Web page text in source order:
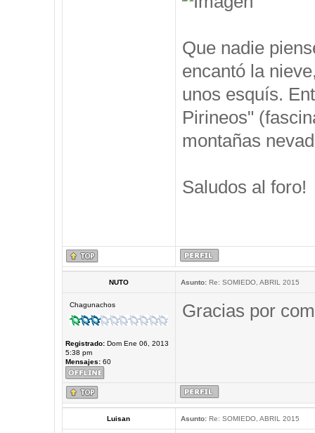
Que nadie
encantó la
unos esquís.
Pirineos"
montañas
Saludos al foro!
NUTO Asunto:Re: SOMIEDO, ABRIL 2015
Chagunachos
Registrado:Dom Ene 06, 2013
5:38 pm
Mensajes:60
Gracias por
Luisan Asunto:Re: SOMIEDO, ABRIL 2015